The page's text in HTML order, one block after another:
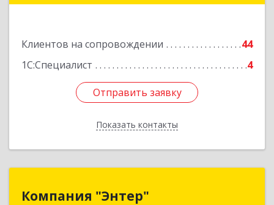
Клиентов на сопровождении
44
1С:Специалист
4
Отправить заявку
Показать контакты
Отправить заявку
Назад
Компания "Энтер"